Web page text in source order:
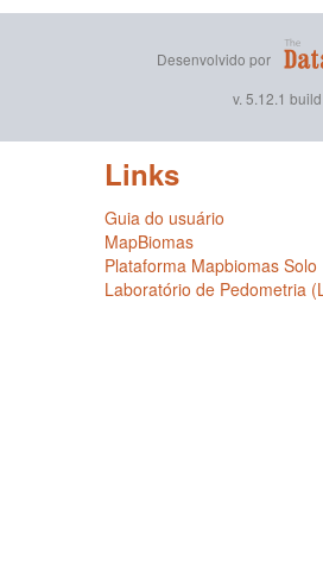
Desenvolvido por
v. 5.12.1
Links
Guia do usuário
MapBiomas
Plataforma Mapbiomas Solo
Laboratório de Pedometria